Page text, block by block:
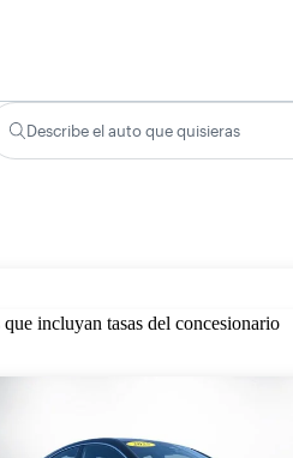
Describe el auto que quisieras
incluyan tasas del concesionario
Aviso